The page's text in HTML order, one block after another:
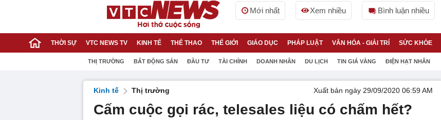
Mới nhất Xem nhiều Bình luận nhiều
THỜI SỰ VTC NEWS TV KINH TẾ THỂ THAO THẾ GIỚI GIÁO DỤC PHÁP LUẬT VĂN HÓA - GIẢI TRÍ SỨC KHỎE
THỊ TRƯỜNG BẤT ĐỘNG SẢN ĐẦU TƯ TÀI CHÍNH DOANH NHÂN DU LỊCH TIN GIÁ VÀNG ĐIỆN HẠT NHÂN
Kinh tế Thị trường Xuất bản ngày 29/09/2020 06:59 AM
Cấm cuộc gọi rác, telesales liệu có chấm hết?